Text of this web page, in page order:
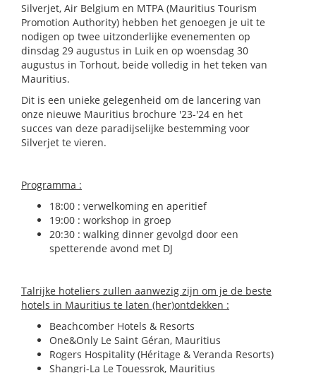
Silverjet, Air Belgium en MTPA (Mauritius Tourism
Promotion Authority) hebben het genoegen je uit te
nodigen op twee uitzonderlijke evenementen op
dinsdag 29 augustus in Luik en op woensdag 30
augustus in Torhout, beide volledig in het teken van
Mauritius.
Dit is een unieke gelegenheid om de lancering van
onze nieuwe Mauritius brochure '23-'24 en het
succes van deze paradijselijke bestemming voor
Silverjet te vieren.
Programma :
18:00 : verwelkoming en aperitief
19:00 : workshop in groep
20:30 : walking dinner gevolgd door een
spetterende avond met DJ
Talrijke hoteliers zullen aanwezig zijn om je de beste
hotels in Mauritius te laten (her)ontdekken :
Beachcomber Hotels & Resorts
One&Only Le Saint Géran, Mauritius
Rogers Hospitality (Héritage & Veranda Resorts)
Shangri-La Le Touessrok, Mauritius